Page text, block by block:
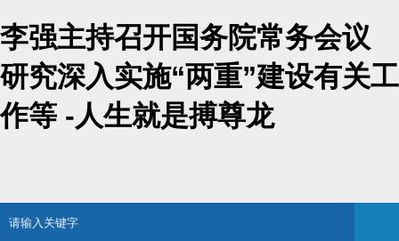
李强主持召开国务院常务会议
研究深入实施“两重”建设有关工
作等 -人生就是搏尊龙